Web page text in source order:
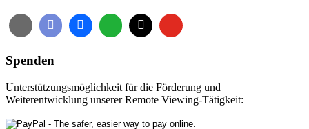
Spenden
Unterstützungsmöglichkeit für die Förderung und
Weiterentwicklung unserer Remote Viewing-Tätigkeit: